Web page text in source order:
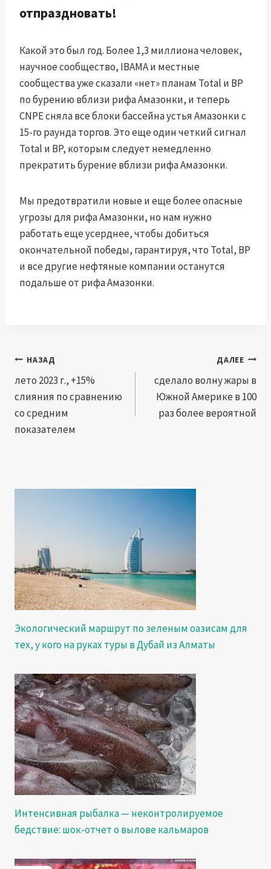
отпраздновать!
Какой это был год. Более 1,3 миллиона человек,
научное сообщество, IBAMA и местные
сообщества уже сказали «нет» планам Total и BP
по бурению вблизи рифа Амазонки, и теперь
CNPE сняла все блоки бассейна устья Амазонки с
15-го раунда торгов. Это еще один четкий сигнал
Total и BP, которым следует немедленно
прекратить бурение вблизи рифа Амазонки.
Мы предотвратили новые и еще более опасные
угрозы для рифа Амазонки, но нам нужно
работать еще усерднее, чтобы добиться
окончательной победы, гарантируя, что Total, BP
и все другие нефтяные компании останутся
подальше от рифа Амазонки.
Навигация
по
записям
НАЗАД
лето 2023 г., +15%
слияния по сравнению
со средним
показателем
ДАЛЕЕ
сделало волну жары в
Южной Америке в 100
раз более вероятной
Экологический маршрут по зеленым оазисам для
тех, у кого на руках туры в Дубай из Алматы
Интенсивная рыбалка — неконтролируемое
бедствие: шок-отчет о вылове кальмаров